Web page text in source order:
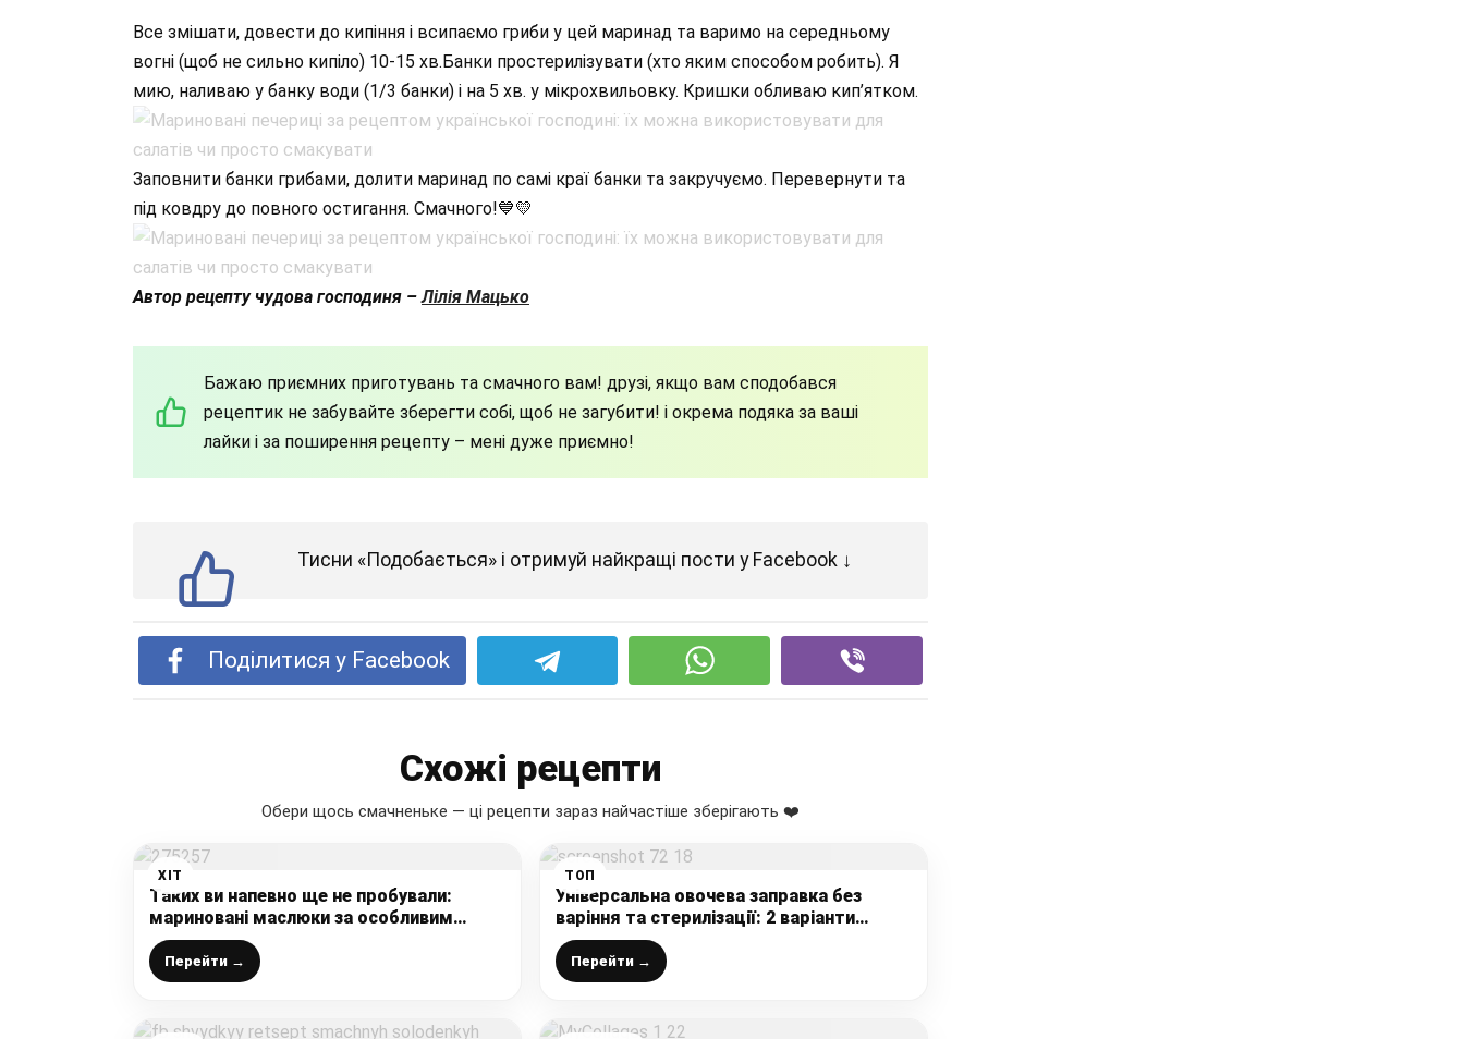
Все змішати, довести до кипіння і всипаємо гриби у цей маринад та варимо на середньому
вогні (щоб не сильно кипіло) 10-15 хв.Банки простерилізувати (хто яким способом робить). Я
мию, наливаю у банку води (1/3 банки) і на 5 хв. у мікрохвильовку. Кришки обливаю кип’ятком.
Заповнити банки грибами, долити маринад по самі краї банки та закручуємо. Перевернути та
під ковдру до повного остигання. Смачного!💙💛
Автор рецепту чудова господиня –Лілія Мацько
Бажаю приємних приготувань та смачного вам! друзі, якщо вам сподобався
рецептик не забувайте зберегти собі, щоб не загубити! і окрема подяка за ваші
лайки і за поширення рецепту – мені дуже приємно!
Тисни «Подобається» і отримуй найкращі пости у Facebook ↓
Поділитися у Facebook
Схожі рецепти
Обери щось смачненьке — ці рецепти зараз найчастіше зберігають ❤️
ХІТ
Таких ви напевно ще не пробували:
мариновані маслюки за особливим
рецептом, ділюсь покроково з фото
Перейти →
ТОП
Універсальна овочева заправка без
варіння та стерилізації: 2 варіанти
приготування
Перейти →